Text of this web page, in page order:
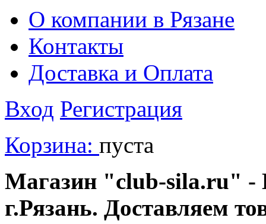
О компании в Рязане
Контакты
Доставка и Оплата
Вход Регистрация
Корзина: пуста
Магазин "club-sila.ru" -
г.Рязань. Доставляем